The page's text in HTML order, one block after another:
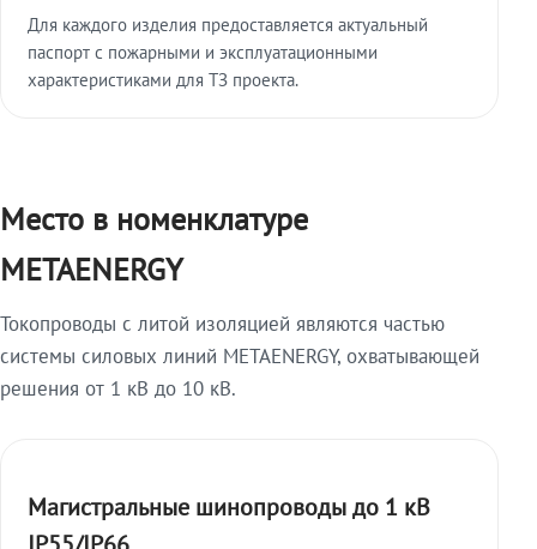
Для каждого изделия предоставляется актуальный
паспорт с пожарными и эксплуатационными
характеристиками для ТЗ проекта.
Место в номенклатуре
METAENERGY
Токопроводы с литой изоляцией являются частью
системы силовых линий METAENERGY, охватывающей
решения от 1 кВ до 10 кВ.
Магистральные шинопроводы до 1 кВ